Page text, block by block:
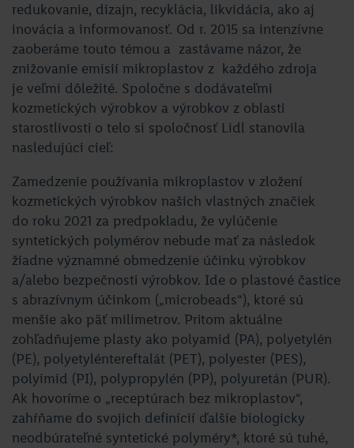
redukovanie, dizajn, recyklácia, likvidácia, ako aj
inovácia a informovanosť. Od r. 2015 sa intenzívne
zaoberáme touto témou a zastávame názor, že
znižovanie emisií mikroplastov z každého zdroja
je veľmi dôležité. Spoločne s dodávateľmi
kozmetických výrobkov a výrobkov z oblasti
starostlivosti o telo si spoločnosť Lidl stanovila
nasledujúci cieľ:
Zamedzenie používania mikroplastov v zložení
kozmetických výrobkov našich vlastných značiek
do roku 2021 za predpokladu, že vylúčenie
syntetických polymérov nebude mať za následok
žiadne významné obmedzenie účinku výrobkov
a/alebo bezpečnosti výrobkov. Ide o plastové častice
s abrazívnym účinkom („microbeads“), ktoré sú
menšie ako päť milimetrov. Pritom aktuálne
zohľadňujeme plasty ako polyamid (PA), polyetylén
(PE), polyetyléntereftalát (PET), polyester (PES),
polyimid (PI), polypropylén (PP), polyuretán (PUR).
Ak hovoríme o „receptúrach bez mikroplastov“,
zahŕňame do svojich definícií ďalšie biologicky
neodbúrateľné syntetické polyméry*, ktoré sú tuhé,